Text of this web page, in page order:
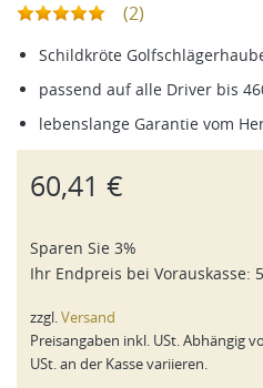
(2)
Schildkröte
passend auf alle Driver bis
lebenslange Garantie vom
60,41 €
Sparen Sie 3%
Ihr Endpreis bei Vorauskasse:
zzgl.Versand
Preisangaben inkl. USt. Abhängig
USt. an der Kasse variieren.